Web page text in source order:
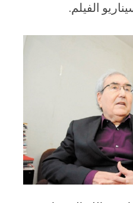
الفيلم.